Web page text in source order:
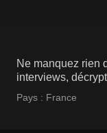
Ne manquez rien
interviews,
Pays : France